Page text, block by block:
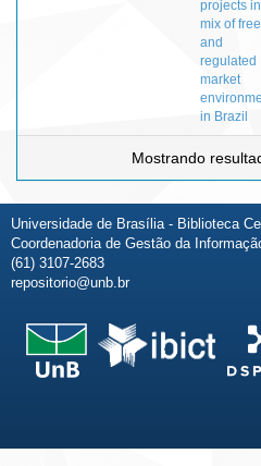
projects
mix of free
and
regulated
market
in Brazil
Mostrando
Universidade de Brasília - Biblioteca
Coordenadoria de Gestão da
(61) 3107-2683
repositorio@unb.br